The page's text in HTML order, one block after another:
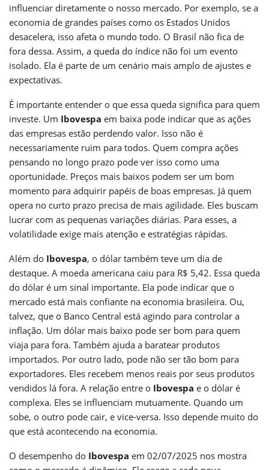
influenciar diretamente o nosso mercado. Por exemplo, se a
economia de grandes países como os Estados Unidos
desacelera, isso afeta o mundo todo. O Brasil não fica de
fora dessa. Assim, a queda do índice não foi um evento
isolado. Ela é parte de um cenário mais amplo de ajustes e
expectativas.
É importante entender o que essa queda significa para quem
investe. Um Ibovespa em baixa pode indicar que as ações
das empresas estão perdendo valor. Isso não é
necessariamente ruim para todos. Quem compra ações
pensando no longo prazo pode ver isso como uma
oportunidade. Preços mais baixos podem ser um bom
momento para adquirir papéis de boas empresas. Já quem
opera no curto prazo precisa de mais agilidade. Eles buscam
lucrar com as pequenas variações diárias. Para esses, a
volatilidade exige mais atenção e estratégias rápidas.
Além do Ibovespa, o dólar também teve um dia de
destaque. A moeda americana caiu para R$ 5,42. Essa queda
do dólar é um sinal importante. Ela pode indicar que o
mercado está mais confiante na economia brasileira. Ou,
talvez, que o Banco Central está agindo para controlar a
inflação. Um dólar mais baixo pode ser bom para quem
viaja para fora. Também ajuda a baratear produtos
importados. Por outro lado, pode não ser tão bom para
exportadores. Eles recebem menos reais por seus produtos
vendidos lá fora. A relação entre o Ibovespa e o dólar é
complexa. Eles se influenciam mutuamente. Quando um
sobe, o outro pode cair, e vice-versa. Isso depende muito do
que está acontecendo na economia.
O desempenho do Ibovespa em 02/07/2025 nos mostra